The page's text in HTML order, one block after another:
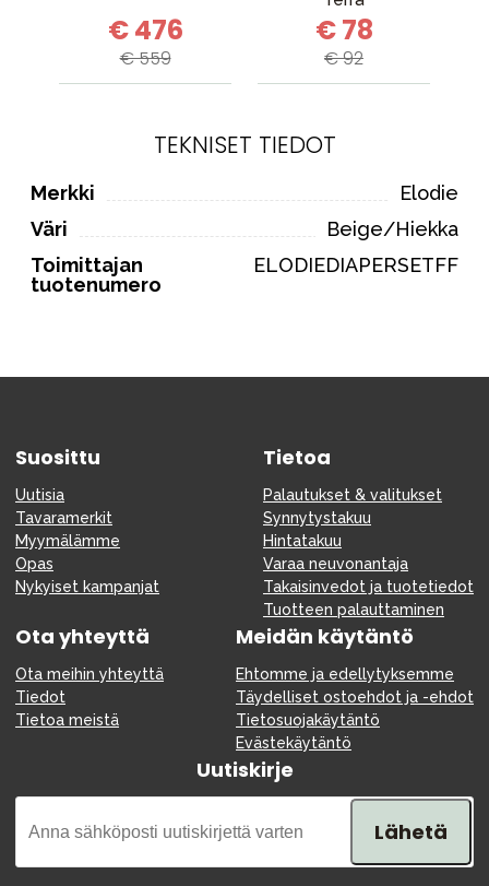
€ 476
€ 559
€ 78
€ 92
TEKNISET TIEDOT
Merkki
Elodie
Väri
Beige/Hiekka
Toimittajan
tuotenumero
ELODIEDIAPERSETFF
Suosittu
Uutisia
Tavaramerkit
Myymälämme
Opas
Nykyiset kampanjat
Tietoa
Palautukset & valitukset
Synnytystakuu
Hintatakuu
Varaa neuvonantaja
Takaisinvedot ja tuotetiedot
Tuotteen palauttaminen
Ota yhteyttä
Ota meihin yhteyttä
Tiedot
Tietoa meistä
Meidän käytäntö
Ehtomme ja edellytyksemme
Täydelliset ostoehdot ja -ehdot
Tietosuojakäytäntö
Evästekäytäntö
Uutiskirje
Lähetä